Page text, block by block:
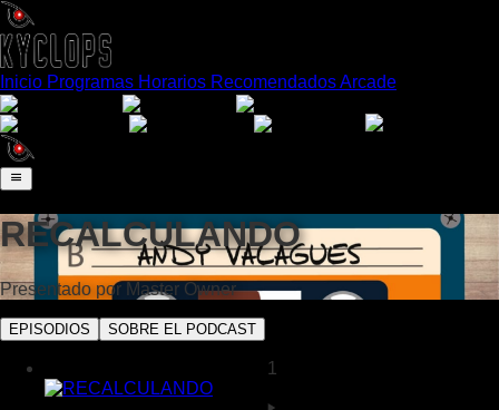
Inicio Programas Horarios RecomendadosArcade
RECALCULANDO
Presentado por Master Owner
EPISODIOS SOBRE EL PODCAST
1